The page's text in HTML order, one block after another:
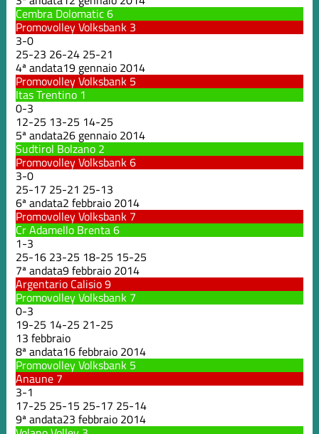
Cembra Dolomatic6
Promovolley Volksbank 3
3-0
25-23 26-24 25-21
4ª andata19 gennaio 2014
Promovolley Volksbank 5
Itas Trentino 1
0-3
12-25 13-25 14-25
5ª andata26 gennaio 2014
Sudtirol Bolzano 2
Promovolley Volksbank6
3-0
25-17 25-21 25-13
6ª andata2 febbraio 2014
Promovolley Volksbank 7
Cr Adamello Brenta6
1-3
25-16 23-25 18-25 15-25
7ª andata9 febbraio 2014
Argentario Calisio9
Promovolley Volksbank 7
0-3
19-25 14-25 21-25
13 febbraio
8ª andata16 febbraio 2014
Promovolley Volksbank 5
Anaune 7
3-1
17-25 25-15 25-17 25-14
9ª andata23 febbraio 2014